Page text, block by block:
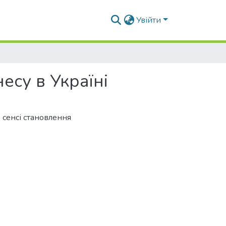
Увійти
в Україні
становлення